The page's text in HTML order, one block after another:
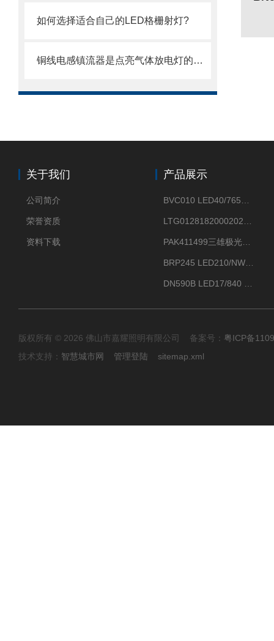
如何选择适合自己的LED格栅射灯?
铜线电感镇流器是点亮气体放电灯的电流守护者
关于我们
公司简介
荣誉资质
资料下载
产品展示
版权所有 © 2026 佛山市嘉耀照明有限公司 备案号： 粤ICP备
技术支持： 智慧城市网 管理登陆 sitemap.xml